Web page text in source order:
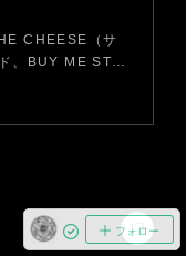
CHEESE（サ
、BUY ME ST…
フォロー